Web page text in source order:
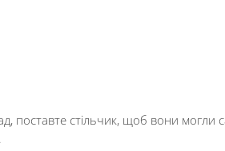
стільчик, щоб вони могли